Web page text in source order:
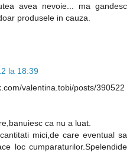
avea nevoie... ma gandesc
produsele in cauza.
la 18:39
valentina.tobi/posts/390522
ca nu a luat.
mici,de care eventual sa
loc cumparaturilor.Spelendide